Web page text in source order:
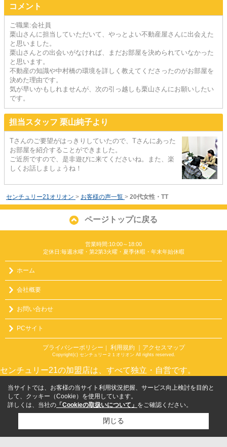
コメント
ご職業:会社員
栗山さんに担当していただいて、やっとよい不動産屋さんに出会えた
と思いました。
栗山さんとの出会いがなければ、まだお部屋を決められていなかった
と思います。
不動産の知識や中村橋の環境を詳しく教えてくださったのがお部屋を
決めた理由です。
気が早いかもしれませんが、次の引っ越しも栗山さんにお願いしたい
です。
担当スタッフ 栗山純子より
Tさんのご要望がはっきりしていたので、Tさんにあった
お部屋を紹介することができました。
ご近所ですので、是非遊びに来てくださいね。また、楽
しくお話しましょうね！
センチュリー21オリオン > お客様の声一覧 > 20代女性・TT
ページトップに戻る
営業時間:10:00～18:00
定休日:毎週水曜・第2第3火曜・夏季休暇・年末年始休暇
ホーム
会社概要
お問い合わせ
PCサイト
プライバシーポリシー ｜ 利用規約 ｜アクセスマップ
Copyright(c) センチュリー２１オリオン All rights reserved.
センチュリー21の加盟店は、すべて独立・自営です。
当サイトでは、お客様の当サイト利用状況把握、サービス向上検討を目的と
して、クッキー（Cookie）を使用しています。
詳しくは、当社の 「Cookieの取扱いについて」 をご確認ください。
閉じる